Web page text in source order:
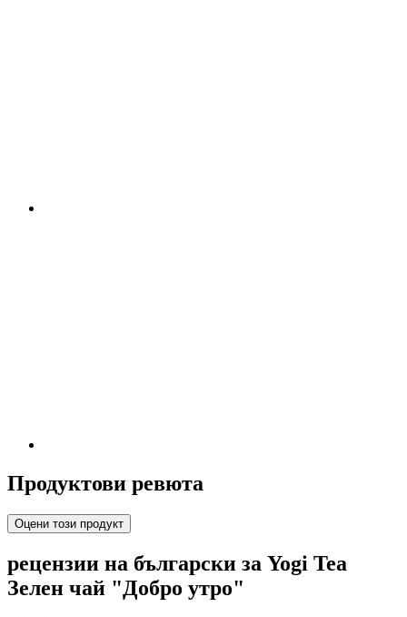
Продуктови ревюта
Оцени този продукт
рецензии на български за Yogi Tea
Зелен чай "Добро утро"